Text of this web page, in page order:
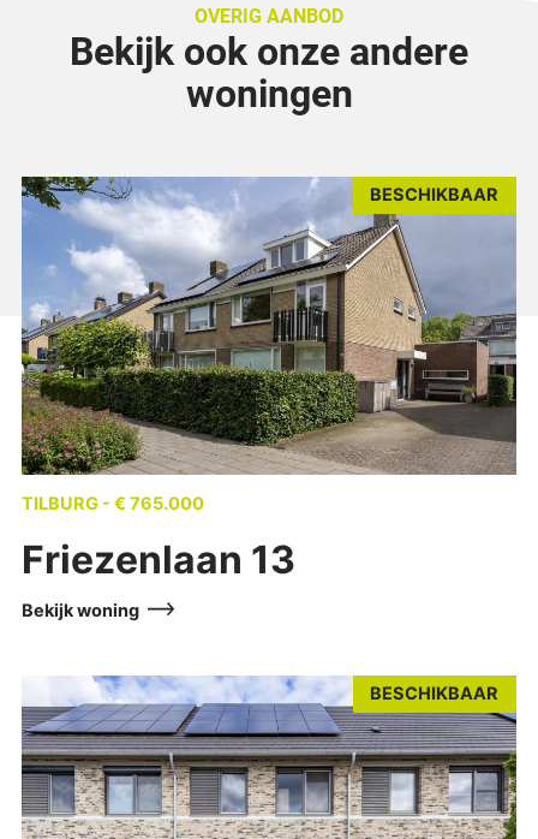
OVERIG AANBOD
Bekijk ook onze andere
woningen
BESCHIKBAAR
TILBURG - € 765.000
Friezenlaan 13
Bekijk woning
BESCHIKBAAR